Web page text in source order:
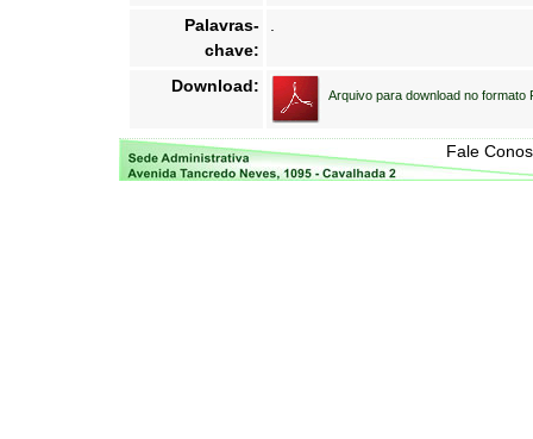
Palavras-
chave:
Download: Arquivo para download no formato
Fale